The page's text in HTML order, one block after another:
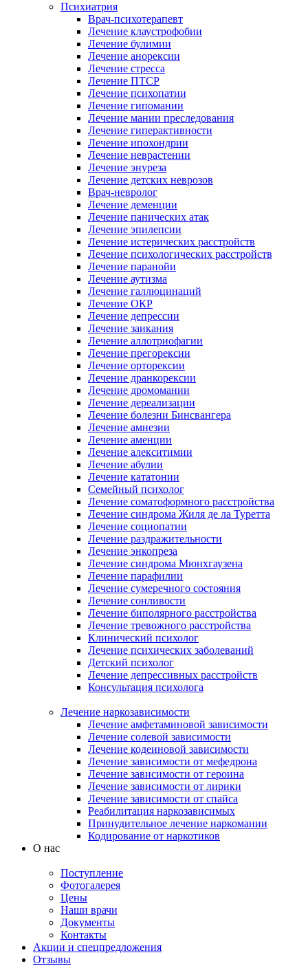
Психиатрия
Врач-психотерапевт
Лечение клаустрофобии
Лечение булимии
Лечение анорексии
Лечение стресса
Лечение ПТСР
Лечение психопатии
Лечение гипомании
Лечение мании преследования
Лечение гиперактивности
Лечение ипохондрии
Лечение неврастении
Лечение энуреза
Лечение детских неврозов
Врач-невролог
Лечение деменции
Лечение панических атак
Лечение эпилепсии
Лечение истерических расстройств
Лечение психологических расстройств
Лечение паранойи
Лечение аутизма
Лечение галлюцинаций
Лечение ОКР
Лечение депрессии
Лечение заикания
Лечение аллотриофагии
Лечение прегорексии
Лечение орторексии
Лечение дранкорексии
Лечение дромомании
Лечение дереализации
Лечение болезни Бинсвангера
Лечение амнезии
Лечение аменции
Лечение алекситимии
Лечение абулии
Лечение кататонии
Семейный психолог
Лечение соматоформного расстройства
Лечение синдрома Жиля де ла Туретта
Лечение социопатии
Лечение раздражительности
Лечение энкопреза
Лечение синдрома Мюнхгаузена
Лечение парафилии
Лечение сумеречного состояния
Лечение сонливости
Лечение биполярного расстройства
Лечение тревожного расстройства
Клинический психолог
Лечение психических заболеваний
Детский психолог
Лечение депрессивных расстройств
Консультация психолога
Лечение наркозависимости
Лечение амфетаминовой зависимости
Лечение солевой зависимости
Лечение кодеиновой зависимости
Лечение зависимости от мефедрона
Лечение зависимости от героина
Лечение зависимости от лирики
Лечение зависимости от спайса
Реабилитация наркозависимых
Принудительное лечение наркомании
Кодирование от наркотиков
О нас
Поступление
Фотогалерея
Цены
Наши врачи
Документы
Контакты
Акции и спецпредложения
Отзывы